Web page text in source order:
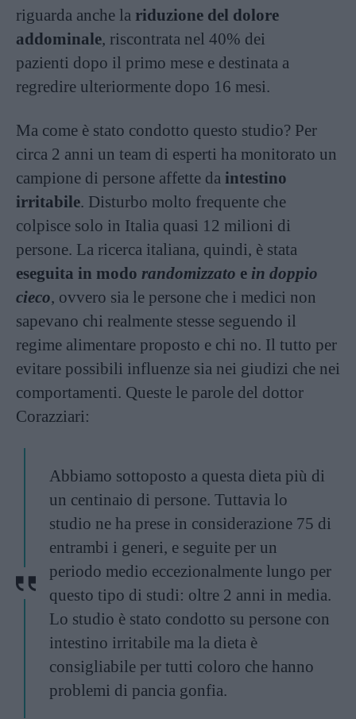
riguarda anche la riduzione del dolore
addominale, riscontrata nel 40% dei
pazienti dopo il primo mese e destinata a
regredire ulteriormente dopo 16 mesi.
Ma come è stato condotto questo studio? Per
circa 2 anni un team di esperti ha monitorato un
campione di persone affette da intestino
irritabile. Disturbo molto frequente che
colpisce solo in Italia quasi 12 milioni di
persone. La ricerca italiana, quindi, è stata
eseguita in modo randomizzato e in doppio
cieco, ovvero sia le persone che i medici non
sapevano chi realmente stesse seguendo il
regime alimentare proposto e chi no. Il tutto per
evitare possibili influenze sia nei giudizi che nei
comportamenti. Queste le parole del dottor
Corazziari:
Abbiamo sottoposto a questa dieta più di
un centinaio di persone. Tuttavia lo
studio ne ha prese in considerazione 75 di
entrambi i generi, e seguite per un
periodo medio eccezionalmente lungo per
questo tipo di studi: oltre 2 anni in media.
Lo studio è stato condotto su persone con
intestino irritabile ma la dieta è
consigliabile per tutti coloro che hanno
problemi di pancia gonfia.